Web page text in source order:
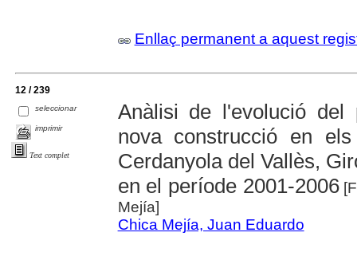
Enllaç permanent a aquest
12 / 239
seleccionar
imprimir
Text complet
Anàlisi de l'evolució del
nova construcció en
Cerdanyola del Vallès,
en el període 2001-2006
Mejía]
Chica Mejía, Juan Eduardo